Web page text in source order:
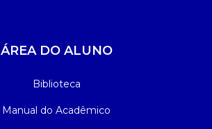
ÁREA DO ALUNO
Biblioteca
Manual do Acadêmico